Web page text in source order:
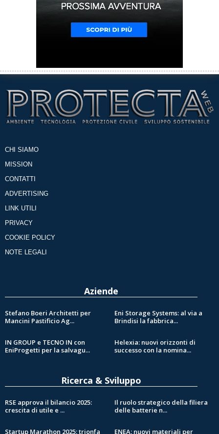
CHI SIAMO
MISSION
CONTATTI
ADVERTISING
LINK UTILI
PRIVACY
COOKIE POLICY
NOTE LEGALI
Aziende
Stefano Boeri Architetti per
Mancini Pastificio Ag...
Eni Storage Systems: al via a
Brindisi la fabbrica...
IN GROUP e TECNO IN con
EniProgetti per la salvagu...
Helexia: nuovi orizzonti di
successo con la nomina...
Ricerca & Sviluppo
RSE approva il bilancio 2025:
crescita di utile e ...
Il ruolo strategico della filiera
delle batterie n...
Startup Marathon 2025: trionfa ENEA: nuovi materiali per